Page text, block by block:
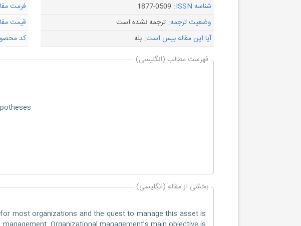
شناسه ISSN:
1877-0509 فرمت
وضعیت ترجمه: ترجمه نشده است قیمت
آیا این مقاله بیس است: بله کد
فهرست مطالب (انگلیسی)
بخشی از مقاله (انگلیسی)
most organizations and the quest to manage this asset is